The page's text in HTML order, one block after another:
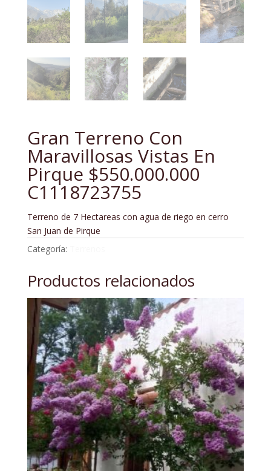
Gran Terreno Con
Maravillosas Vistas En
Pirque $550.000.000
C1118723755
Terreno de 7 Hectareas con agua de riego en cerro
San Juan de Pirque
Categoría:
Productos relacionados